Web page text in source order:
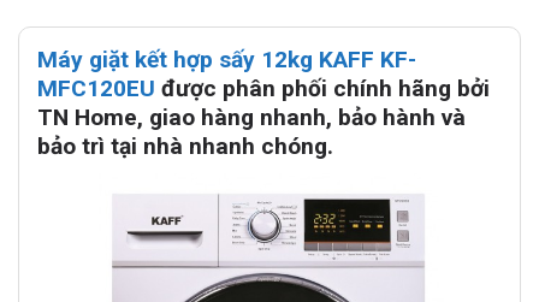
Máy giặt kết hợp sấy 12kg KAFF KF-
MFC120EU được phân phối chính hãng bởi
TN Home, giao hàng nhanh, bảo hành và
bảo trì tại nhà nhanh chóng.